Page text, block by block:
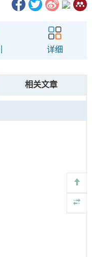
详细
相关文章